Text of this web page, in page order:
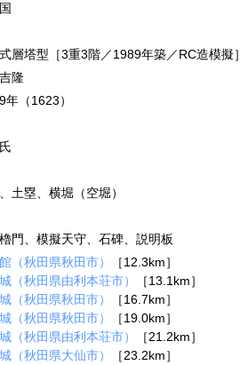
層塔型［3重3階／1989年築／RC造模擬］
隆
年（1623）
土塁、横堀（空堀）
門、模擬天守、石碑、説明板
（秋田県秋田市）
［12.3km］
（秋田県由利本荘市）
［13.1km］
（秋田県秋田市）
［16.7km］
（秋田県秋田市）
［19.0km］
（秋田県由利本荘市）
［21.2km］
（秋田県大仙市）
［23.2km］